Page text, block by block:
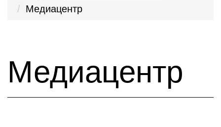
Медиацентр
Медиацентр